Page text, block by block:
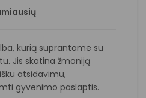
kurią suprantame su
Jis skatina žmoniją
atsidavimu,
gyvenimo paslaptis.